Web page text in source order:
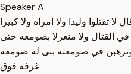
Speaker A
تقتلوا وليدا ولا امراه ولا كبيرا
في القتال ولا منعزلا بصومعه حتى
في صومعته بنى له صومعه
غرفه فوق